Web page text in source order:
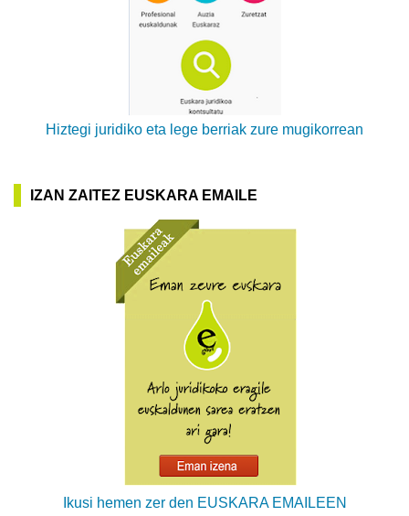
Hiztegi juridiko eta lege berriak zure mugikorrean
IZAN ZAITEZ EUSKARA EMAILE
Ikusi hemen zer den EUSKARA EMAILEEN